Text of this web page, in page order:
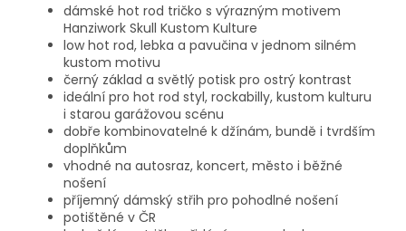
dámské hot rod tričko s výrazným motivem
Hanziwork Skull Kustom Kulture
low hot rod, lebka a pavučina v jednom silném
kustom motivu
černý základ a světlý potisk pro ostrý kontrast
ideální pro hot rod styl, rockabilly, kustom kulturu
i starou garážovou scénu
dobře kombinovatelné k džínám, bundě i tvrdším
doplňkům
vhodné na autosraz, koncert, město i běžné
nošení
příjemný dámský střih pro pohodlné nošení
potištěné v ČR